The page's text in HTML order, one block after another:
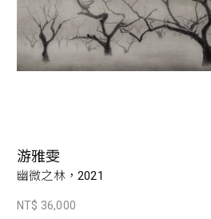
游雅雯
幽微之林，2021
NT$ 36,000